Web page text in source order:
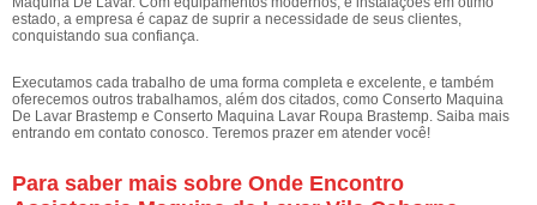
estado, a empresa é capaz de suprir a necessidade de seus clientes,
conquistando sua confiança.
Executamos cada trabalho de uma forma completa e excelente, e também
oferecemos outros trabalhamos, além dos citados, como Conserto Maquina
De Lavar Brastemp e Conserto Maquina Lavar Roupa Brastemp. Saiba mais
entrando em contato conosco. Teremos prazer em atender você!
Para saber mais sobre Onde Encontro